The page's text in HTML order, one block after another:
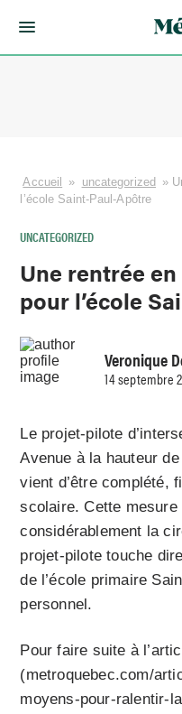
Accueil » uncategorized »
l’école Saint-Paul-Apôtre
UNCATEGORIZED
Une rentrée
pour l’école
Veronique
14 septembre
Le projet-pilote
Avenue à la hauteur
vient d’être complété,
scolaire. Cette
considérablement la
projet-pilote touche
de l’école primaire
personnel.
Pour faire suite à
(metroquebec.com/
moyens-pour-ralentir-